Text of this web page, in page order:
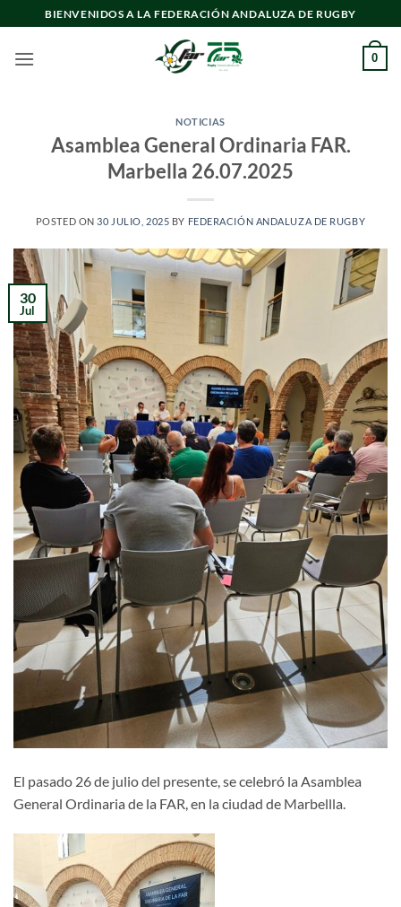
al
contenido
BIENVENIDOS A LA FEDERACIÓN ANDALUZA DE RUGBY
0
NOTICIAS
Asamblea General Ordinaria FAR.
Marbella 26.07.2025
POSTED ON 30 JULIO, 2025 BY FEDERACIÓN ANDALUZA DE RUGBY
30
Jul
El pasado 26 de julio del presente, se celebró la Asamblea
General Ordinaria de la FAR, en la ciudad de Marbellla.